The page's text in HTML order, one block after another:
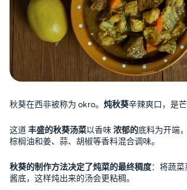
秋葵在西非被称为 okro。 炖秋葵辛辣爽口，是
这道丰盛的秋葵汤菜以香味浓郁的底料为开端
棕榈油和姜、蒜、胡椒等香料混合调味。
秋葵的制作方法决定了炖菜的最终稠度：将蔬
酱底，这样炖出来的汤会更粘稠。